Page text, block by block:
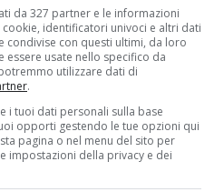
su 4: quali sono i
da 327 partner e le informazioni
identificatori univoci e altri dati
con questi ultimi, da loro
essere usate nello specifico da
utilizzare dati di
.
tuoi dati personali sulla base
opporti gestendo le tue opzioni qui
pagina o nel menu del sito per
impostazioni della privacy e dei